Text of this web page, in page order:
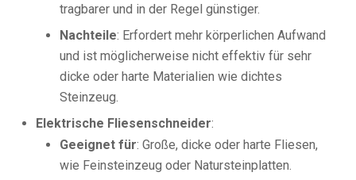
tragbarer und in der Regel günstiger.
Nachteile: Erfordert mehr körperlichen Aufwand
und ist möglicherweise nicht effektiv für sehr
dicke oder harte Materialien wie dichtes
Steinzeug.
Elektrische Fliesenschneider:
Geeignet für: Große, dicke oder harte Fliesen,
wie Feinsteinzeug oder Natursteinplatten.